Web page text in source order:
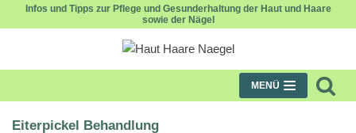
Infos und Tipps zur Pflege und Gesunderhaltung der Haut und Haare
sowie der Nägel
MENÜ
Eiterpickel Behandlung